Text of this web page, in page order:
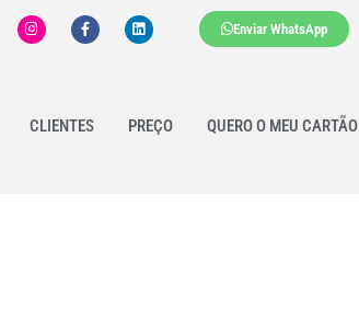
Enviar WhatsApp
CLIENTES PREÇO QUERO O MEU CARTÃO